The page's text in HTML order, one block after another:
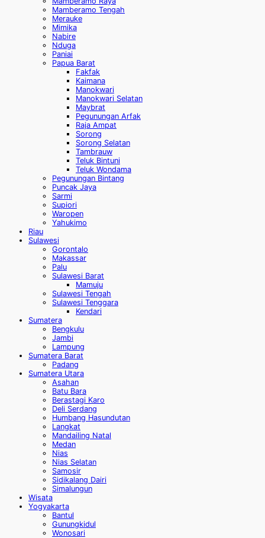
Mamberamo Tengah
Merauke
Mimika
Nabire
Nduga
Paniai
Papua Barat
Fakfak
Kaimana
Manokwari
Manokwari Selatan
Maybrat
Pegunungan Arfak
Raja Ampat
Sorong
Sorong Selatan
Tambrauw
Teluk Bintuni
Teluk Wondama
Pegunungan Bintang
Puncak Jaya
Sarmi
Supiori
Waropen
Yahukimo
Riau
Sulawesi
Gorontalo
Makassar
Palu
Sulawesi Barat
Mamuju
Sulawesi Tengah
Sulawesi Tenggara
Kendari
Sumatera
Bengkulu
Jambi
Lampung
Sumatera Barat
Padang
Sumatera Utara
Asahan
Batu Bara
Berastagi Karo
Deli Serdang
Humbang Hasundutan
Langkat
Mandailing Natal
Medan
Nias
Nias Selatan
Samosir
Sidikalang Dairi
Simalungun
Wisata
Yogyakarta
Bantul
Gunungkidul
Wonosari